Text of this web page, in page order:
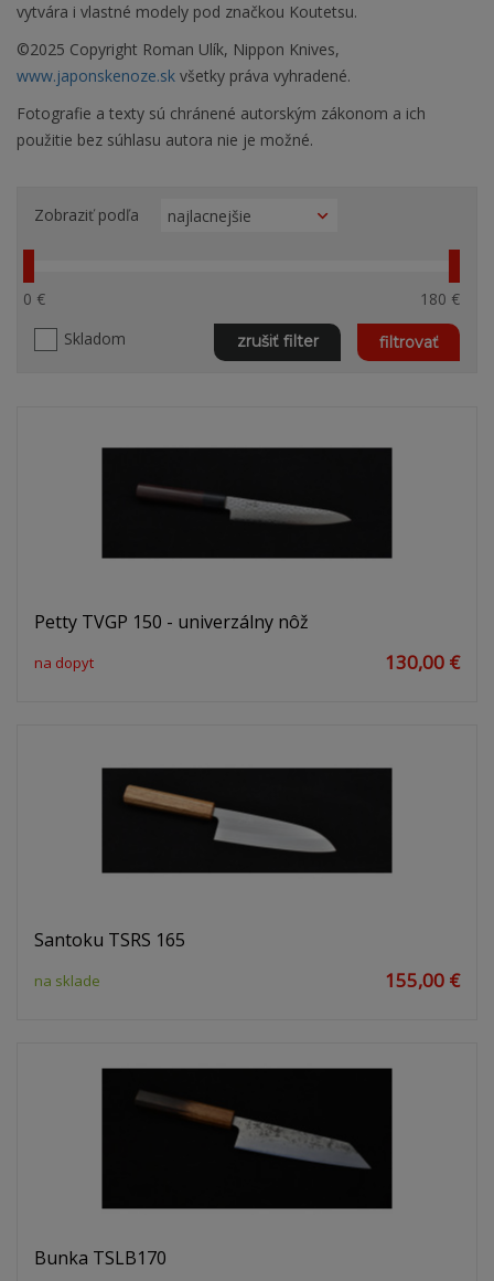
vytvára i vlastné modely pod značkou Koutetsu.
©2025 Copyright Roman Ulík, Nippon Knives,
www.japonskenoze.sk všetky práva vyhradené.
Fotografie a texty sú chránené autorským zákonom a ich
použitie bez súhlasu autora nie je možné.
0 €
180 €
Skladom
filtrovať
zrušiť filter
Zobraziť podľa
Petty TVGP 150 - univerzálny nôž
na dopyt 130,00 €
Santoku TSRS 165
na sklade 155,00 €
Bunka TSLB170